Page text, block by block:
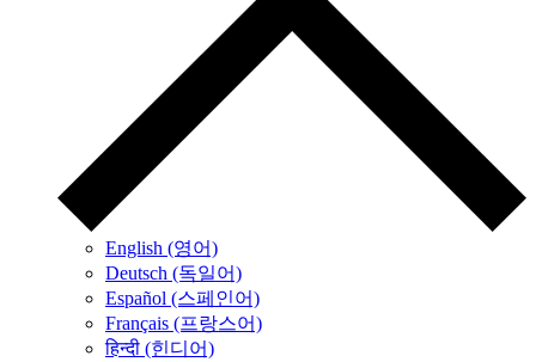
English (영어)
Deutsch (독일어)
Español (스페인어)
Français (프랑스어)
हिन्दी (힌디어)